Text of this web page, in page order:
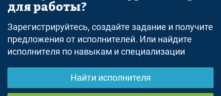
Оферта
Политика конфиденциальности
Дисклеймер о ЗоЗПП
Отказ от ответственности
для работы?
Зарегистрируйтесь, создайте задание и получите
предложения от исполнителей. Или найдите
исполнителя по навыкам и специализации
Найти исполнителя